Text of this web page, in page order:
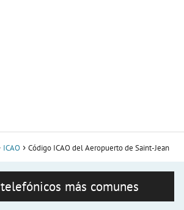
ICAO Código ICAO del Aeropuerto de Saint-Jean
más comunes